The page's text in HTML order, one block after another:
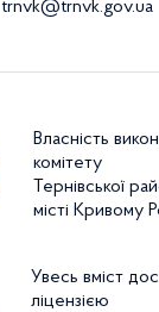
trnvk@trnvk.gov.ua
Власність
комітету
Тернівської
місті Кривому
Увесь вміст
ліцензією